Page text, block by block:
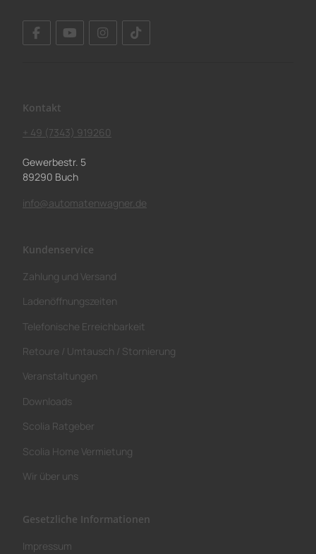
Kontakt
+ 49 (7343) 919260
Gewerbestr. 5
89290 Buch
info@automatenwagner.de
Kundenservice
Zahlung und Versand
Ladenöffnungszeiten
Telefonische Erreichbarkeit
Retoure / Umtausch / Stornierung
Veranstaltungen
Downloads
Scolia Ratgeber
Scolia Home Vermietung
Wir über uns
Gesetzliche Informationen
Impressum